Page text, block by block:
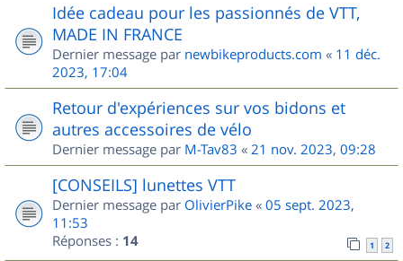
Idée cadeau pour les passionnés de VTT,
MADE IN FRANCE
Dernier message par newbikeproducts.com « 11 déc.
2023, 17:04
Retour d'expériences sur vos bidons et
autres accessoires de vélo
Dernier message par M-Tav83 « 21 nov. 2023, 09:28
[CONSEILS] lunettes VTT
Dernier message par OlivierPike « 05 sept. 2023,
11:53
Réponses : 14 1 2